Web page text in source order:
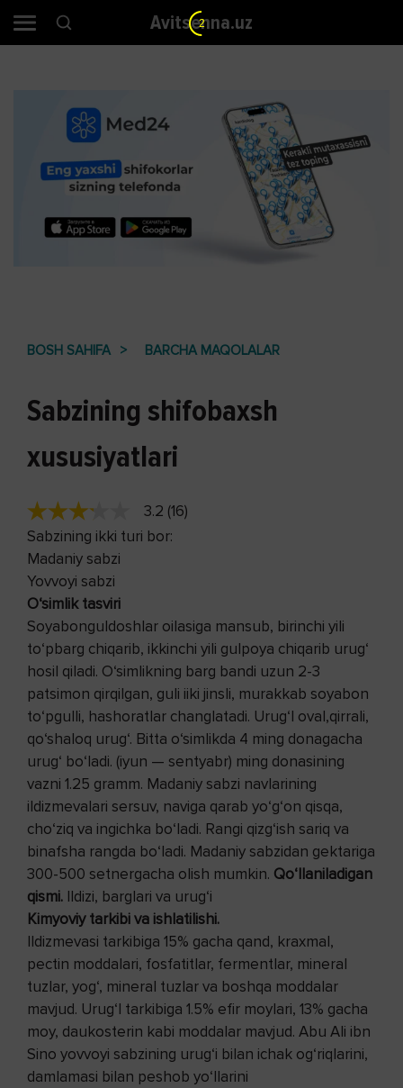
Avitsenna.uz
BOSH SAHIFA BARCHA MAQOLALAR
Sabzining shifobaxsh
xususiyatlari
3.2 (16)
Sabzining ikki turi bor:
Madaniy sabzi
Yovvoyi sabzi
O‘simlik tasviri
Soyabonguldoshlar oilasiga mansub, birinchi yili
to‘pbarg chiqarib, ikkinchi yili gulpoya chiqarib urug‘
hosil qiladi. O‘simlikning barg bandi uzun 2-3
patsimon qirqilgan, guli iiki jinsli, murakkab soyabon
to‘pgulli, hashoratlar changlatadi. Urug‘I oval,qirrali,
qo‘shaloq urug‘. Bitta o‘simlikda 4 ming donagacha
urug‘ bo‘ladi. (iyun — sentyabr) ming donasining
vazni 1.25 gramm. Madaniy sabzi navlarining
ildizmevalari sersuv, naviga qarab yo‘g‘on qisqa,
cho‘ziq va ingichka bo‘ladi. Rangi qizg‘ish sariq va
binafsha rangda bo‘ladi. Madaniy sabzidan gektariga
300-500 setnergacha olish mumkin. Qo‘llaniladigan
qismi. Ildizi, barglari va urug‘i
Kimyoviy tarkibi va ishlatilishi.
Ildizmevasi tarkibiga 15% gacha qand, kraxmal,
pectin moddalari, fosfatitlar, fermentlar, mineral
tuzlar, yog‘, mineral tuzlar va boshqa moddalar
mavjud. Urug‘I tarkibiga 1.5% efir moylari, 13% gacha
moy, daukosterin kabi moddalar mavjud. Abu Ali ibn
Sino yovvoyi sabzining urug‘i bilan ichak og‘riqlarini,
damlamasi bilan peshob yo‘llarini
2